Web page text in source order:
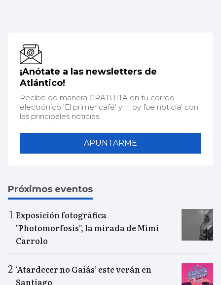
¡Anótate a las newsletters de
Atlántico!
Recibe de manera GRATUITA en tu correo
electrónico 'El primer café' y 'Hoy fue noticia' con
las principales noticias.
APUNTARME
Próximos eventos
Exposición fotográfica
"Photomorfosis", la mirada de Mimi
Carrolo
‘Atardecer no Gaiás’ este verán en
Santiago